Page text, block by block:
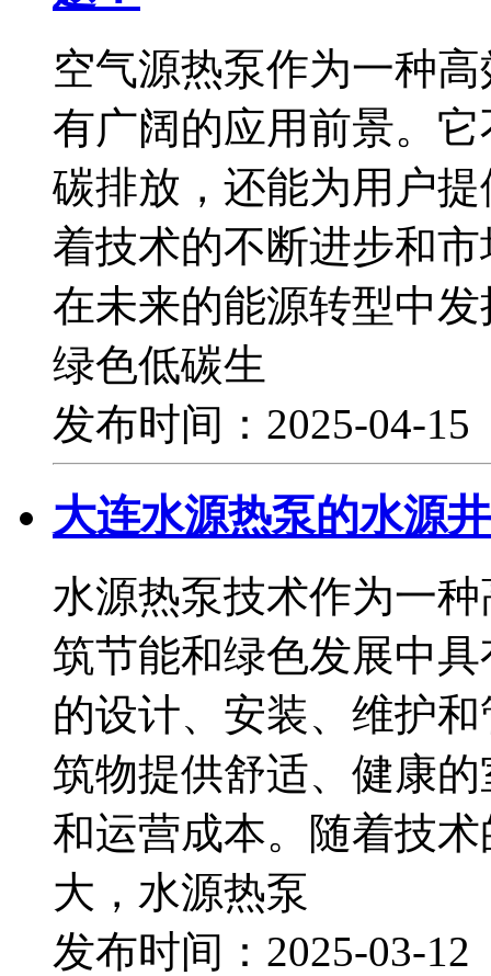
空气源热泵作为一种
有广阔的应用前景。
碳排放，还能为用户
着技术的不断进步和
在未来的能源转型中
绿色低碳生
发布时间：2025-04-
大连水源热泵的水源
水源热泵技术作为一
筑节能和绿色发展中
的设计、安装、维护
筑物提供舒适、健康
和运营成本。随着技
大，水源热泵
发布时间：2025-03-